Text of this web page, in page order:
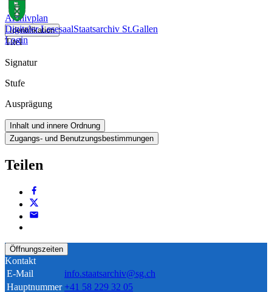
Digitaler LesesaalStaatsarchiv St.Gallen
Login
Archivplan
Identifikation
Titel
Signatur
Stufe
Ausprägung
Inhalt und innere Ordnung
Zugangs- und Benutzungsbestimmungen
Teilen
Öffnungszeiten
Kontakt
E-Mail
info.staatsarchiv@sg.ch
Hauptnummer +41 58 229 32 05